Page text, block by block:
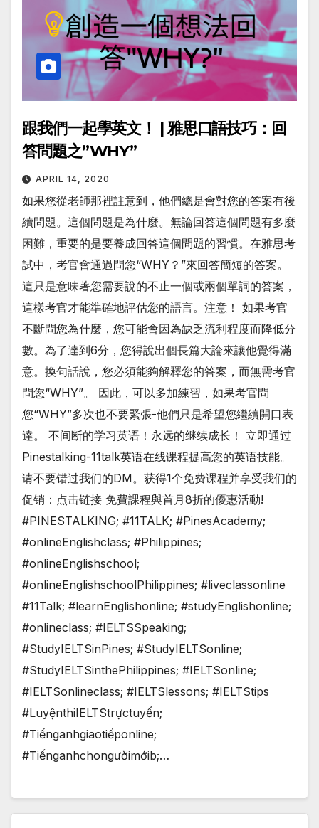
跟我們一起學英文！ | 雅思口語技巧：回
答問題之”WHY”
APRIL 14, 2020
如果您從老師那裡註意到，他們總是會對您的答案有後
續問題。這個問題是為什麼。無論回答這個問題有多麼
困難，重要的是要養成回答這個問題的習慣。在雅思考
試中，考官會通過問您“WHY？”來回答簡短的答案。
這只是意味著您需要說的不止一個或兩個單詞的答案，
這樣考官才能準確地評估您的語言。注意！ 如果考官
不斷問您為什麼，您可能會因為缺乏流利程度而降低分
數。為了達到6分，您得說出個長篇大論來讓他覺得滿
意。換句話說，您必須能夠解釋您的答案，而無需考官
問您“WHY”。 因此，可以多加練習，如果考官問
您“WHY”多次也不要緊張-他們只是希望您繼續開口表
達。 不间断的学习英语！永远的继续成长！ 立即通过
Pinestalking-11talk英语在线课程提高您的英语技能。
请不要错过我们的DM。获得1个免费课程并享受我们的
促销：点击链接 免費課程與首月8折的優惠活動!
#PINESTALKING; #11TALK; #PinesAcademy;
#onlineEnglishclass; #Philippines;
#onlineEnglishschool;
#onlineEnglishschoolPhilippines; #liveclassonline
#11Talk; #learnEnglishonline; #studyEnglishonline;
#onlineclass; #IELTSSpeaking;
#StudyIELTSinPines; #StudyIELTSonline;
#StudyIELTSinthePhilippines; #IELTSonline;
#IELTSonlineclass; #IELTSlessons; #IELTStips
#LuyệnthiIELTStrựctuyến;
#Tiếnganhgiaotiếponline;
#Tiếnganhchongườimớib;…